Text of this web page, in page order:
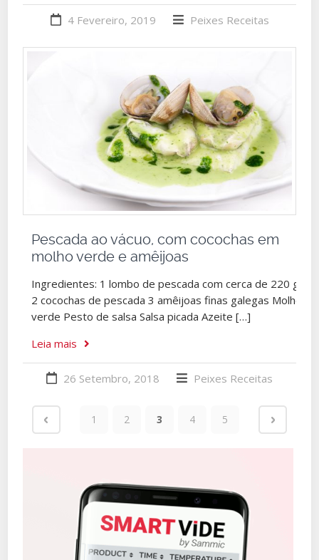
4 Fevereiro, 2019 Peixes Receitas
Pescada ao vácuo, com cocochas em
molho verde e amêijoas
Ingredientes: 1 lombo de pescada com cerca de 220 g
2 cocochas de pescada 3 amêijoas finas galegas Molho
verde Pesto de salsa Salsa picada Azeite […]
Leia mais
26 Setembro, 2018 Peixes Receitas
1 2 3 4 5